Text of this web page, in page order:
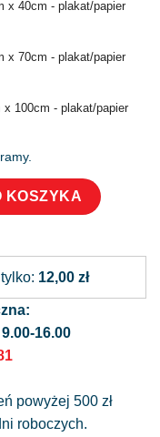
x 40cm - plakat/papier
x 70cm - plakat/papier
100cm - plakat/papier
KOSZYKA
12,00 zł
16.00
powyżej 500 zł
roboczych.